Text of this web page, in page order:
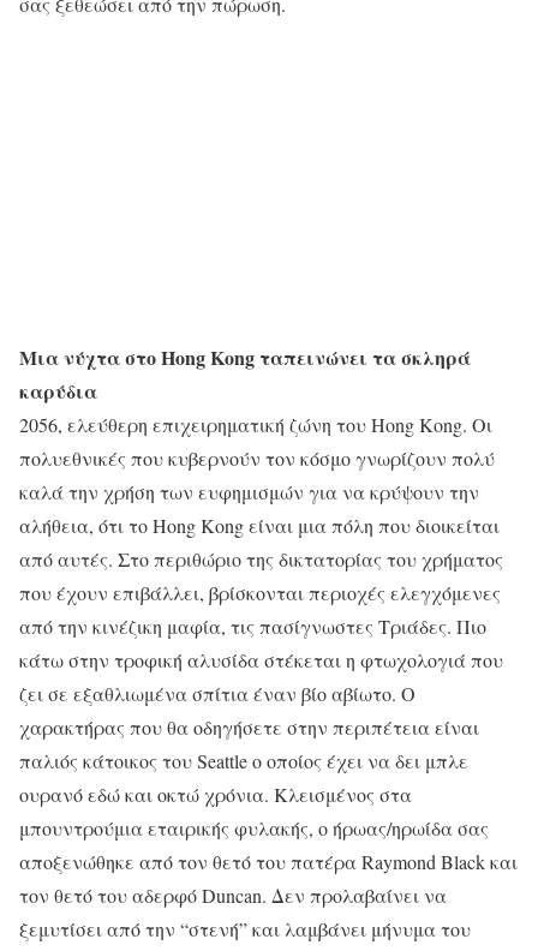
Μια νύχτα στο Hong Kong ταπεινώνει τα σκληρά
καρύδια
2056, ελεύθερη επιχειρηματική ζώνη του Hong Kong. Οι
πολυεθνικές που κυβερνούν τον κόσμο γνωρίζουν πολύ
καλά την χρήση των ευφημισμών για να κρύψουν την
αλήθεια, ότι το Hong Kong είναι μια πόλη που διοικείται
από αυτές. Στο περιθώριο της δικτατορίας του χρήματος
που έχουν επιβάλλει, βρίσκονται περιοχές ελεγχόμενες
από την κινέζικη μαφία, τις πασίγνωστες Τριάδες. Πιο
κάτω στην τροφική αλυσίδα στέκεται η φτωχολογιά που
ζει σε εξαθλιωμένα σπίτια έναν βίο αβίωτο. Ο
χαρακτήρας που θα οδηγήσετε στην περιπέτεια είναι
παλιός κάτοικος του Seattle ο οποίος έχει να δει μπλε
ουρανό εδώ και οκτώ χρόνια. Κλεισμένος στα
μπουντρούμια εταιρικής φυλακής, ο ήρωας/ηρωίδα σας
αποξενώθηκε από τον θετό του πατέρα Raymond Black και
τον θετό του αδερφό Duncan. Δεν προλαβαίνει να
ξεμυτίσει από την “στενή” και λαμβάνει μήνυμα του